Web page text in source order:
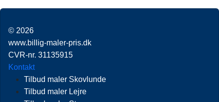
© 2026
www.billig-maler-pris.dk
CVR-nr. 31135915
Kontakt
Tilbud maler Skovlunde
Tilbud maler Lejre